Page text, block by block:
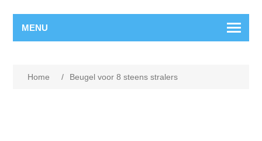
MENU
Home / Beugel voor 8 steens stralers